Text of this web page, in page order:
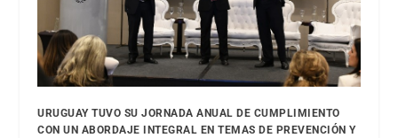
URUGUAY TUVO SU JORNADA ANUAL DE CUMPLIMIENTO
CON UN ABORDAJE INTEGRAL EN TEMAS DE PREVENCIÓN Y